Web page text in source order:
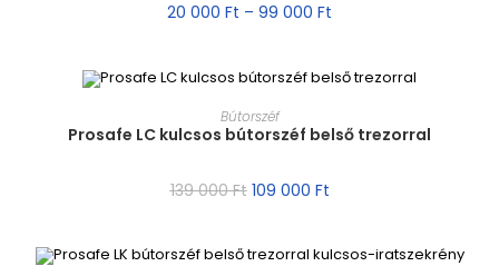
20 000 Ft – 99 000 Ft
MÉRET VÁLASZTÁSA
Bútorszéf
Prosafe LC kulcsos bútorszéf belső trezorral
139 000Ft 109 000 Ft